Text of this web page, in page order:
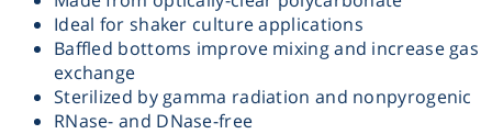
Ideal for shaker culture applications
Baffled bottoms improve mixing and increase gas
exchange
Sterilized by gamma radiation and nonpyrogenic
RNase- and DNase-free
Storage